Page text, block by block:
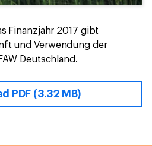
Finanzjahr 2017 gibt
und Verwendung der
Deutschland.
PDF (3.32 MB)